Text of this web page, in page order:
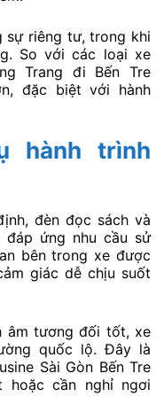
sự riêng tư, trong khi
So với các loại xe
Trang đi Bến Tre
đặc biệt với hành
hành trình
đèn đọc sách và
ứng nhu cầu sử
bên trong xe được
giác dễ chịu suốt
âm tương đối tốt, xe
quốc lộ. Đây là
Sài Gòn Bến Tre
hoặc cần nghỉ ngơi